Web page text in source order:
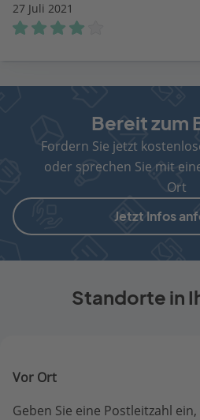
27 Juli 2021
Bereit zum
Fordern Sie jetzt
oder sprechen Sie mit
Ort
Jetzt Infos
Standorte in
Vor Ort
Geben Sie eine Postleitzahl